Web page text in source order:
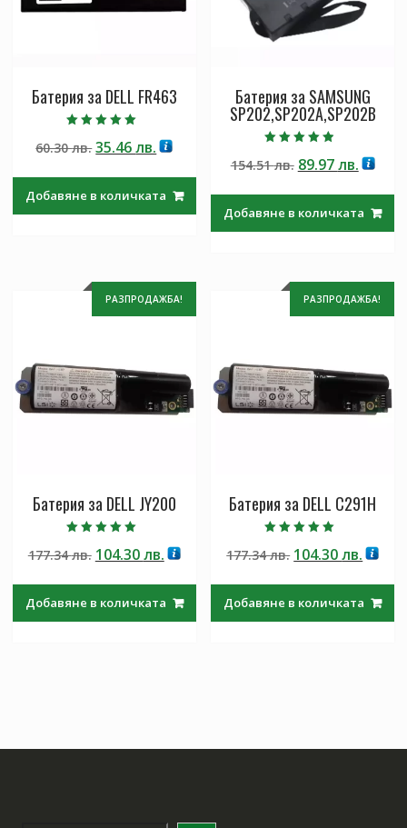
Батерия за DELL FR463
5.00
от 5
60.30лв.Original
60.30 лв..
35.46лв.Текущата
35.46 лв..
Добавяне в количката
Батерия за SAMSUNG
SP202,SP202A,SP202B
4.50
от 5
154.51лв. Original
154.51 лв..
89.97лв.
89.97
Добавяне в количката
РАЗПРОДАЖБА!
Батерия за DELL JY200
5.00
от 5
177.34лв. Original
177.34 лв..
104.30лв.Текущата
е:
104.30 лв..
Добавяне в количката
РАЗПРОДАЖБА!
Батерия за DELL C291H
5.00
от 5
177.34лв. Original
177.34 лв..
104.30лв.
е:
Добавяне в количката